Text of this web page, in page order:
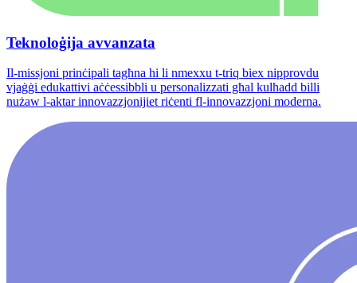
Teknoloġija avvanzata
Il-missjoni prinċipali tagħna hi li nmexxu t-triq biex nipprovdu
vjaġġi edukattivi aċċessibbli u personalizzati għal kulħadd billi
nużaw l-aktar innovazzjonijiet riċenti fl-innovazzjoni moderna.